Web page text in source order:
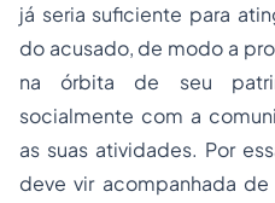
já seria suficiente para
do acusado, de modo a
na órbita de seu
socialmente com a
as suas atividades. Por
deve vir acompanhada